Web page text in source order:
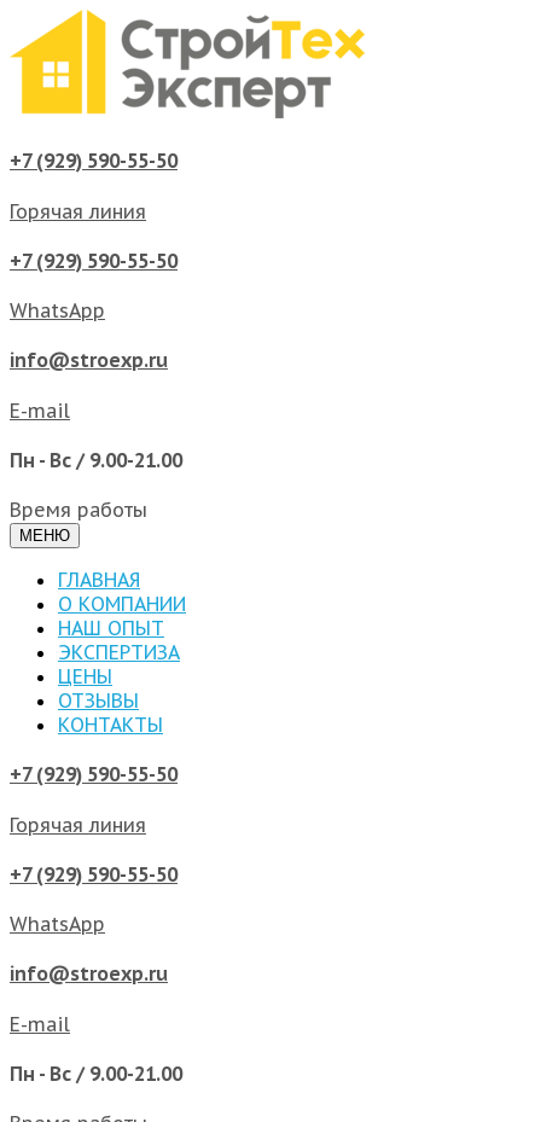
+7 (929) 590-55-50
Горячая линия
+7 (929) 590-55-50
WhatsApp
info@stroexp.ru
E-mail
Пн - Вс / 9.00-21.00
Время работы
МЕНЮ
ГЛАВНАЯ
О КОМПАНИИ
НАШ ОПЫТ
ЭКСПЕРТИЗА
ЦЕНЫ
ОТЗЫВЫ
КОНТАКТЫ
+7 (929) 590-55-50
Горячая линия
+7 (929) 590-55-50
WhatsApp
info@stroexp.ru
E-mail
Пн - Вс / 9.00-21.00